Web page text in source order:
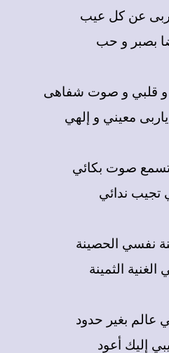
بصبر و حب
قلبي و صوت شفاهى
معيني و إلهي
تجيب ندائي
الثمينة
إليك أعود